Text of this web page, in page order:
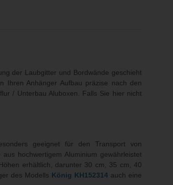
der Laubgitter und Bordwände geschieht
Ihren Anhänger Aufbau präzise nach den
/ Unterbau Aluboxen. Falls Sie hier nicht
geeignet für den Transport von
hochwertigem Aluminium gewährleistet
erhältlich, darunter 30 cm, 35 cm, 40
des Modells König KH152314 auch eine